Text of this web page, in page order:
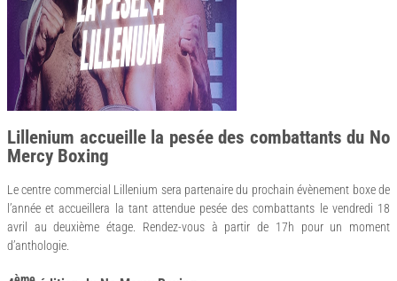
Lillenium accueille la pesée des combattants du No
Mercy Boxing
Le centre commercial Lillenium sera partenaire du prochain évènement boxe de
l’année et accueillera la tant attendue pesée des combattants le vendredi 18
avril au deuxième étage. Rendez-vous à partir de 17h pour un moment
d’anthologie.